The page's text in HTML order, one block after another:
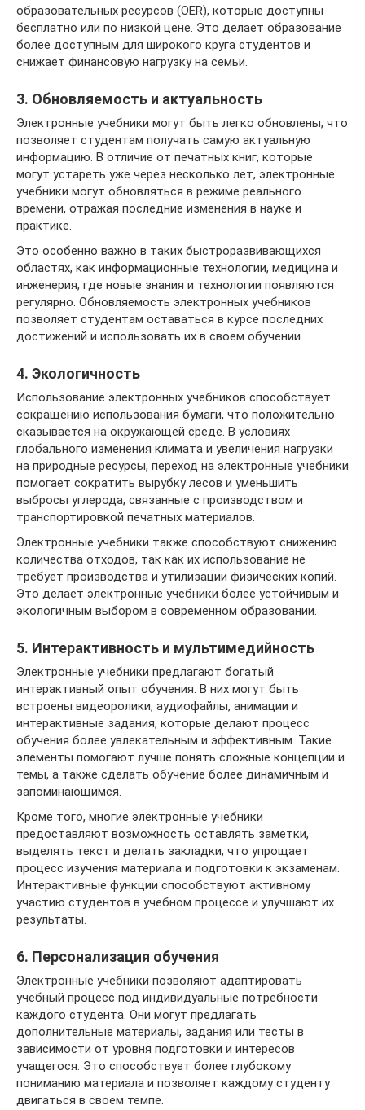
образовательных ресурсов (OER), которые доступны
бесплатно или по низкой цене. Это делает образование
более доступным для широкого круга студентов и
снижает финансовую нагрузку на семьи.
3. Обновляемость и актуальность
Электронные учебники могут быть легко обновлены, что
позволяет студентам получать самую актуальную
информацию. В отличие от печатных книг, которые
могут устареть уже через несколько лет, электронные
учебники могут обновляться в режиме реального
времени, отражая последние изменения в науке и
практике.
Это особенно важно в таких быстроразвивающихся
областях, как информационные технологии, медицина и
инженерия, где новые знания и технологии появляются
регулярно. Обновляемость электронных учебников
позволяет студентам оставаться в курсе последних
достижений и использовать их в своем обучении.
4. Экологичность
Использование электронных учебников способствует
сокращению использования бумаги, что положительно
сказывается на окружающей среде. В условиях
глобального изменения климата и увеличения нагрузки
на природные ресурсы, переход на электронные учебники
помогает сократить вырубку лесов и уменьшить
выбросы углерода, связанные с производством и
транспортировкой печатных материалов.
Электронные учебники также способствуют снижению
количества отходов, так как их использование не
требует производства и утилизации физических копий.
Это делает электронные учебники более устойчивым и
экологичным выбором в современном образовании.
5. Интерактивность и мультимедийность
Электронные учебники предлагают богатый
интерактивный опыт обучения. В них могут быть
встроены видеоролики, аудиофайлы, анимации и
интерактивные задания, которые делают процесс
обучения более увлекательным и эффективным. Такие
элементы помогают лучше понять сложные концепции и
темы, а также сделать обучение более динамичным и
запоминающимся.
Кроме того, многие электронные учебники
предоставляют возможность оставлять заметки,
выделять текст и делать закладки, что упрощает
процесс изучения материала и подготовки к экзаменам.
Интерактивные функции способствуют активному
участию студентов в учебном процессе и улучшают их
результаты.
6. Персонализация обучения
Электронные учебники позволяют адаптировать
учебный процесс под индивидуальные потребности
каждого студента. Они могут предлагать
дополнительные материалы, задания или тесты в
зависимости от уровня подготовки и интересов
учащегося. Это способствует более глубокому
пониманию материала и позволяет каждому студенту
двигаться в своем темпе.